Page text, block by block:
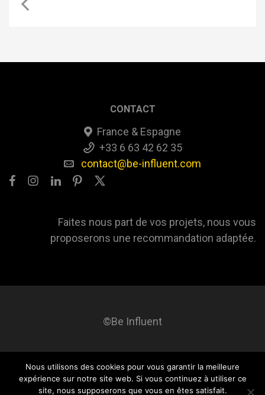
CONTACT
France & Espagne
+33 6 63 42 62 35
contact@be-influent.com
Faites nous part de vos projets, nous vous
proposerons une recommandation adaptée.
©Be Influent
Be influent A propos Blog Contact Mentions légales
Nous utilisons des cookies pour vous garantir la meilleure
expérience sur notre site web. Si vous continuez à utiliser ce
site, nous supposerons que vous en êtes satisfait.